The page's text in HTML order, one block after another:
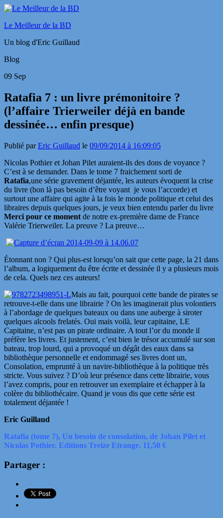
Le Meilleur de la BD
Un blog d'Eric Guillaud
Blog
09 Sep
Ratafia 7 : un livre prémonitoire ?
(l’affaire Trierweiler déjà en bande
dessinée… enfin presque)
Publié parEric Guillaud le 09/09/2014 à 16:09:05
Nicolas Pothier et Johan Pilet auraient-ils des dons de voyance ?
C’est à se demander. Dans le tome 7 fraichement sorti de
Ratafia,une série gravement déjantée, les auteurs évoquent la crise
du livre (bon là pas besoin d’être voyant je vous l’accorde) et
surtout une affaire qui agite à la fois le monde politique et celui des
libraires depuis quelques jours, je veux bien entendu parler du livre
Merci pour ce moment de notre ex-première dame de France
Valérie Trierweiler. La preuve ? La preuve…
Étonnant non ? Qui plus-est lorsqu’on sait que cette page, la 21 dans
l’album, a logiquement du être écrite et dessinée il y a plusieurs mois
de cela. Quels nez ces auteurs!
Mais au fait, pourquoi cette bande de pirates se
retrouve-t-elle dans une librairie ? On les imaginerait plus volontiers
à l’abordage de quelques bateaux ou dans une auberge à siroter
quelques alcools frelatés. Oui mais voilà, leur capitaine, LE
Capitaine, n’est pas un pirate ordinaire. A tout l’or du monde il
préfère les livres. Et justement, c’est bien le trésor accumulé sur son
bateau, trop lourd, qui a provoqué un dégât des eaux dans sa
bibliothèque personnelle et endommagé ses livres dont un,
Consolation, emprunté à un navire-bibliothèque à la politique très
stricte. Vous suivez ? D’où leur présence dans cette librairie, vous
l’avez compris, pour en retrouver un exemplaire et échapper à la
colère du bibliothécaire. Quand je vous dis que cette série est
totalement déjantée !
Eric Guillaud
Ratafia (tome 7), Un besoin de consolation, de Johan Pilet et
Nicolas Pothier. Editions Treize Etrange. 11,50 €
Partager :